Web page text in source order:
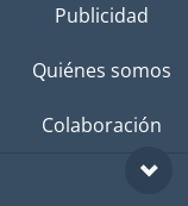
Publicidad
Quiénes somos
Colaboración